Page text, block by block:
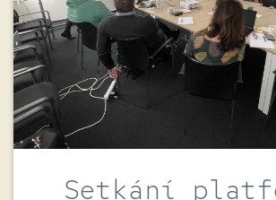
Setkání